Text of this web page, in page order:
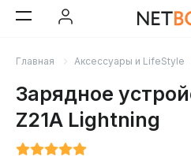
Главная Аксессуары и LifeStyle
Зарядное
Z21A Lightning